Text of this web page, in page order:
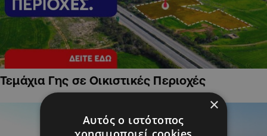
Τεμάχια Γης σε Οικιστικές Περιοχές
×
Αυτός ο ιστότοπος